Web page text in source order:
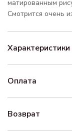
матированным
Смотрится очень
Характеристики
Оплата
Возврат